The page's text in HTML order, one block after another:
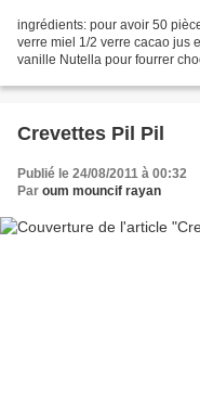
ingrédients: pour avoir 50
verre miel 1/2 verre cacao jus
vanille Nutella pour fourrer
Crevettes Pil Pil
Publié le 24/08/2011 à 00:32
Par oum mouncif rayan